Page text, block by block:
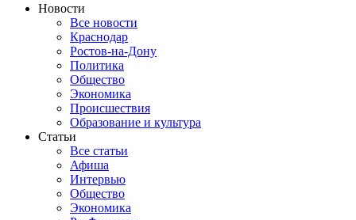
Новости
Все новости
Краснодар
Ростов-на-Дону
Политика
Общество
Экономика
Происшествия
Образование и культура
Статьи
Все статьи
Афиша
Интервью
Общество
Экономика